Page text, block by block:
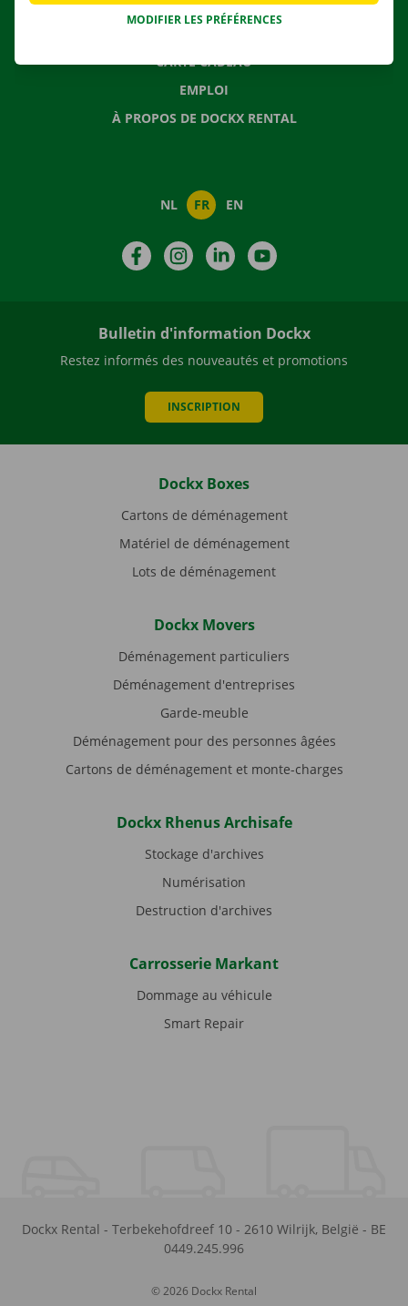
QUESTIONS FRÉQUENTES
CARTE CADEAU
EMPLOI
À PROPOS DE DOCKX RENTAL
NL FR EN
FacebookInstagramLinkedIn
Bulletin d'information Dockx
Restez informés des nouveautés et promotions
INSCRIPTION
Dockx Boxes
Cartons de déménagement
Matériel de déménagement
Lots de déménagement
Dockx Movers
Déménagement particuliers
Déménagement d'entreprises
Garde-meuble
Déménagement pour des personnes âgées
Cartons de déménagement et monte-charges
Dockx Rhenus Archisafe
Stockage d'archives
Numérisation
Destruction d'archives
Carrosserie Markant
Dommage au véhicule
Smart Repair
Dockx Rental - Terbekehofdreef 10 - 2610 Wilrijk, België - BE
0449.245.996
© 2026 Dockx Rental
MODIFIER LES PRÉFÉRENCES